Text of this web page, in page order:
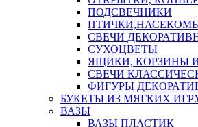
ПОДСВЕЧНИКИ
СВЕЧИ
СУХОЦВЕТЫ
ЯЩИКИ, КОРЗИНЫ
СВЕЧИ
ФИГУРЫ
БУКЕТЫ ИЗ МЯГКИХ
ВАЗЫ
ВАЗЫ ПЛАСТИК